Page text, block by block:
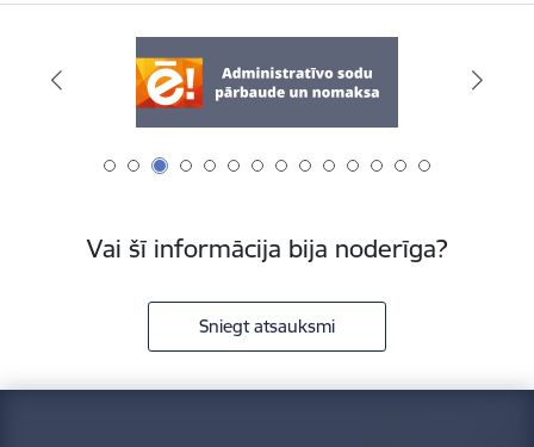
Vai šī informācija bija noderīga?
Sniegt atsauksmi